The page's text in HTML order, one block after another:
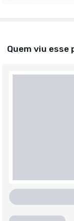
Quem viu